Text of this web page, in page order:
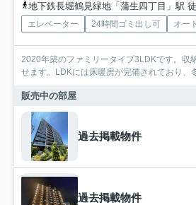
地下鉄長堀鶴見緑地「蒲生四丁目」駅
エレベーター 24時間ゴミ出し可 オー
2020年築のファミリータイプ3LDKです。収
せます。LDKには床暖房が完備されており、
販売中の部屋
過去掲載物件
過去掲載物件